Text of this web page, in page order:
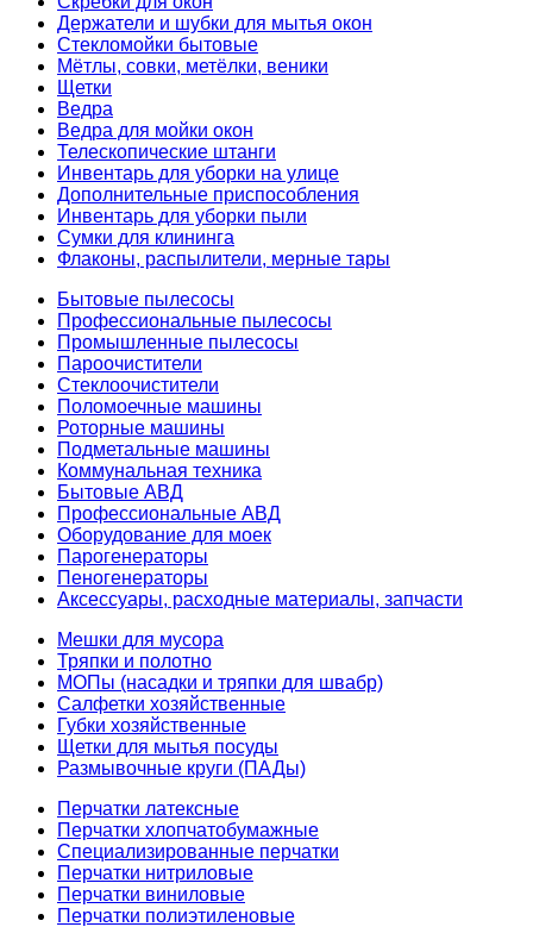
Держатели и шубки для мытья окон
Стекломойки бытовые
Мётлы, совки, метёлки, веники
Щетки
Ведра
Ведра для мойки окон
Телескопические штанги
Инвентарь для уборки на улице
Дополнительные приспособления
Инвентарь для уборки пыли
Сумки для клининга
Флаконы, распылители, мерные тары
Бытовые пылесосы
Профессиональные пылесосы
Промышленные пылесосы
Пароочистители
Стеклоочистители
Поломоечные машины
Роторные машины
Подметальные машины
Коммунальная техника
Бытовые АВД
Профессиональные АВД
Оборудование для моек
Парогенераторы
Пеногенераторы
Аксессуары, расходные материалы, запчасти
Мешки для мусора
Тряпки и полотно
МОПы (насадки и тряпки для швабр)
Салфетки хозяйственные
Губки хозяйственные
Щетки для мытья посуды
Размывочные круги (ПАДы)
Перчатки латексные
Перчатки хлопчатобумажные
Специализированные перчатки
Перчатки нитриловые
Перчатки виниловые
Перчатки полиэтиленовые